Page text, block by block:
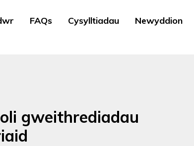
FAQs Cysylltiadau Newyddion
gweithrediadau